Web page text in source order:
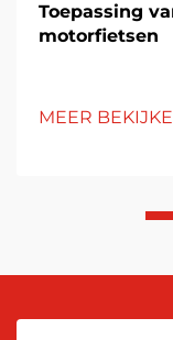
Toepassing
motorfietsen
MEER